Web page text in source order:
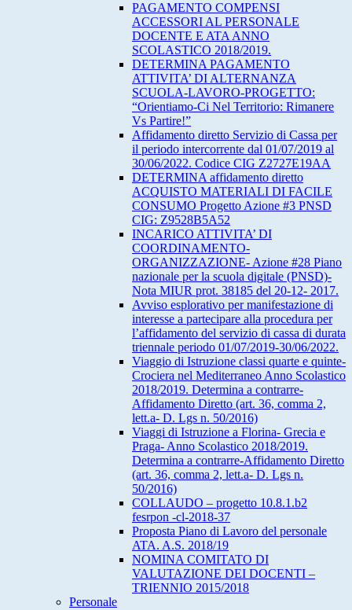
PAGAMENTO COMPENSI
ACCESSORI AL PERSONALE
DOCENTE E ATA ANNO
SCOLASTICO 2018/2019.
DETERMINA PAGAMENTO
ATTIVITA’ DI ALTERNANZA
SCUOLA-LAVORO-PROGETTO:
“Orientiamo-Ci Nel Territorio: Rimanere
Vs Partire!”
Affidamento diretto Servizio di Cassa per
il periodo intercorrente dal 01/07/2019 al
30/06/2022. Codice CIG Z2727E19AA
DETERMINA affidamento diretto
ACQUISTO MATERIALI DI FACILE
CONSUMO Progetto Azione #3 PNSD
CIG: Z9528B5A52
INCARICO ATTIVITA’ DI
COORDINAMENTO-
ORGANIZZAZIONE- Azione #28 Piano
nazionale per la scuola digitale (PNSD)-
Nota MIUR prot. 38185 del 20-12- 2017.
Avviso esplorativo per manifestazione di
interesse a partecipare alla procedura per
l’affidamento del servizio di cassa di durata
triennale periodo 01/07/2019-30/06/2022.
Viaggio di Istruzione classi quarte e quinte-
Crociera nel Mediterraneo Anno Scolastico
2018/2019. Determina a contrarre-
Affidamento Diretto (art. 36, comma 2,
lett.a- D. Lgs n. 50/2016)
Viaggi di Istruzione a Florina- Grecia e
Praga- Anno Scolastico 2018/2019.
Determina a contrarre-Affidamento Diretto
(art. 36, comma 2, lett.a- D. Lgs n.
50/2016)
COLLAUDO – progetto 10.8.1.b2
fesrpon -cl-2018-37
Proposta Piano di Lavoro del personale
ATA. A.S. 2018/19
NOMINA COMITATO DI
VALUTAZIONE DEI DOCENTI –
TRIENNIO 2015/2018
Personale